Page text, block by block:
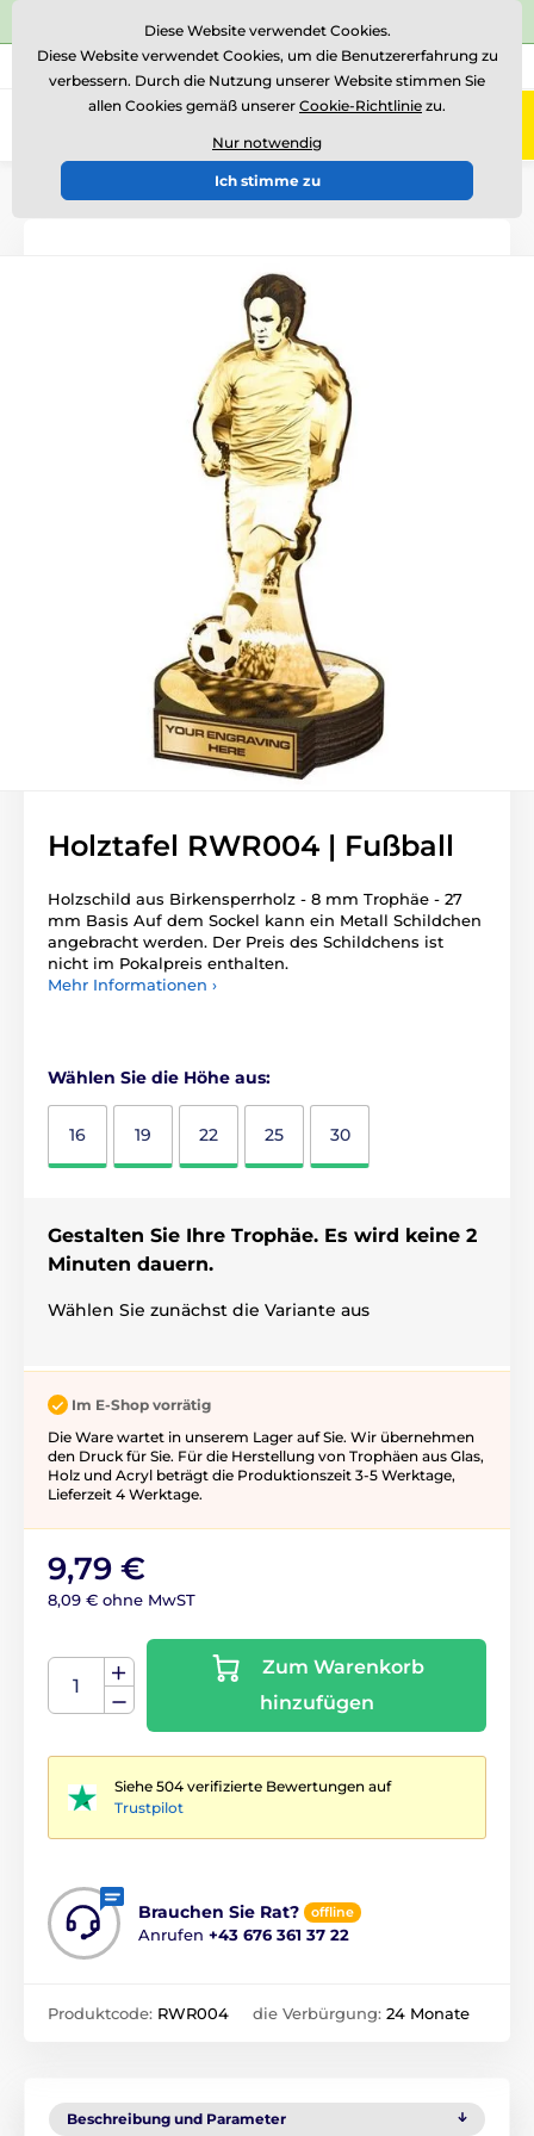
⭐Siehe 504 verifizierte Bewertungen auf
Rufen Sie uns an (Mo-Fr 15-18) +43 676 361 37 22
0
Einführung Holztrophäen RW
Holztafel RWR004 | Fußball
Holzschild aus Birkensperrholz - 8 mm Trophäe - 27
mm Basis Auf dem Sockel kann ein Metall Schildchen
angebracht werden. Der Preis des Schildchens ist
nicht im Pokalpreis enthalten.
Mehr Informationen ›
Wählen Sie die Höhe aus:
16 19 22 25 30
Gestalten Sie Ihre Trophäe. Es wird keine 2
Minuten dauern.
Wählen Sie zunächst die Variante aus
Im E-Shop vorrätig
Die Ware wartet in unserem Lager auf Sie. Wir übernehmen
den Druck für Sie. Für die Herstellung von Trophäen aus Glas,
Holz und Acryl beträgt die Produktionszeit 3-5 ​​Werktage,
Lieferzeit 4 Werktage.
9,79 €
8,09 € ohne MwST
Zum Warenkorb
hinzufügen
Siehe 504 verifizierte Bewertungen auf
Trustpilot
Brauchen Sie Rat? offline
Anrufen +43 676 361 37 22
Produktcode: RWR004 die Verbürgung: 24 Monate
Beschreibung und Parameter
Diese Website verwendet Cookies.
Diese Website verwendet Cookies, um die Benutzererfahrung zu
verbessern. Durch die Nutzung unserer Website stimmen Sie
allen Cookies gemäß unserer Cookie-Richtlinie zu.
Nur notwendig
Ich stimme zu